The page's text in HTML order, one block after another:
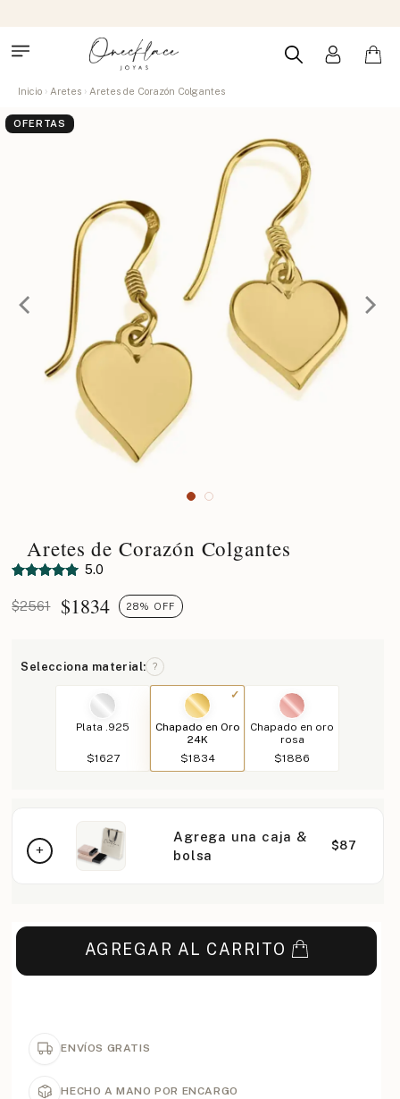
Inicio Aretes Aretes de Corazón Colgantes
OFERTAS
Aretes de Corazón Colgantes
5.0
$2561 $1834 28% OFF
Selecciona material: ?
Plata .925
$1627
Chapado en Oro
24K
$1834
Chapado en oro
rosa
$1886
Agrega una caja &
bolsa
$87
AGREGAR AL CARRITO
ENVÍOS GRATIS
HECHO A MANO POR ENCARGO